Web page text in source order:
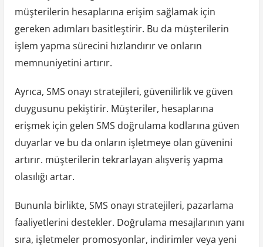
müşterilerin hesaplarına erişim sağlamak için
gereken adımları basitleştirir. Bu da müşterilerin
işlem yapma sürecini hızlandırır ve onların
memnuniyetini artırır.
Ayrıca, SMS onayı stratejileri, güvenilirlik ve güven
duygusunu pekiştirir. Müşteriler, hesaplarına
erişmek için gelen SMS doğrulama kodlarına güven
duyarlar ve bu da onların işletmeye olan güvenini
artırır. müşterilerin tekrarlayan alışveriş yapma
olasılığı artar.
Bununla birlikte, SMS onayı stratejileri, pazarlama
faaliyetlerini destekler. Doğrulama mesajlarının yanı
sıra, işletmeler promosyonlar, indirimler veya yeni